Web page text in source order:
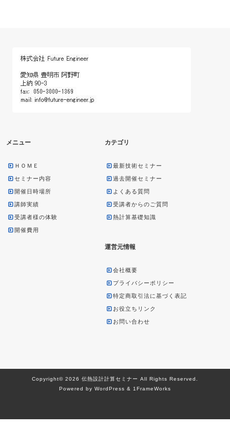
メニュー
ＨＯＭＥ
セミナー内容
開催日時場所
講師実績
受講者様の体験
開催費用
カテゴリ
最新技術セミナー
過去開催セミナー
よくある質問
受講者からのご質問
熱計算基礎知識
運営元情報
会社概要
プライバシーポリシー
特定商取引法に基づく表記
お役立ちリンク
お問い合わせ
Copyright© 2026 伝熱設計計算セミナー All Rights Reserved.
Powered by WordPress & 1FrameWorks